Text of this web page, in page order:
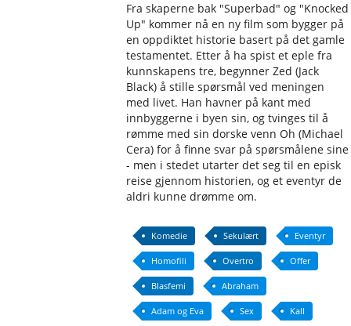
Fra skaperne bak "Superbad" og "Knocked
Up" kommer nå en ny film som bygger på
en oppdiktet historie basert på det gamle
testamentet. Etter å ha spist et eple fra
kunnskapens tre, begynner Zed (Jack
Black) å stille spørsmål ved meningen
med livet. Han havner på kant med
innbyggerne i byen sin, og tvinges til å
rømme med sin dorske venn Oh (Michael
Cera) for å finne svar på spørsmålene sine
- men i stedet utarter det seg til en episk
reise gjennom historien, og et eventyr de
aldri kunne drømme om.
Komedie Sekulært Eventyr
Homofili Overtro Offer
Blasfemi Abraham
Adam og Eva Sex Kall